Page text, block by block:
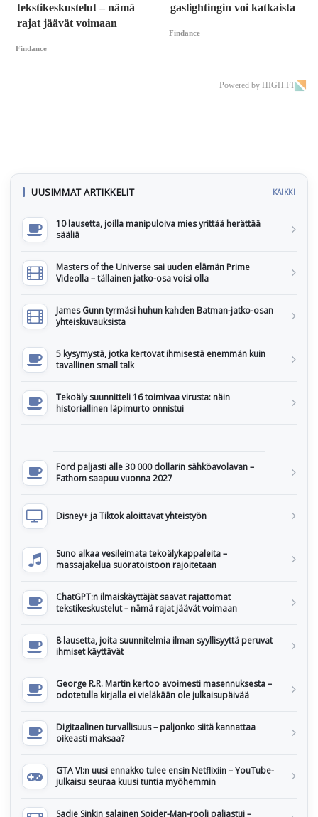
tekstikeskustelut – nämä
rajat jäävät voimaan
Findance
gaslightingin voi katkaista
Findance
Powered by HIGH.FI
UUSIMMAT ARTIKKELIT KAIKKI
10 lausetta, joilla manipuloiva mies yrittää herättää
sääliä
Masters of the Universe sai uuden elämän Prime
Videolla – tällainen jatko-osa voisi olla
James Gunn tyrmäsi huhun kahden Batman-jatko-osan
yhteiskuvauksista
5 kysymystä, jotka kertovat ihmisestä enemmän kuin
tavallinen small talk
Tekoäly suunnitteli 16 toimivaa virusta: näin
historiallinen läpimurto onnistui
Ford paljasti alle 30 000 dollarin sähköavolavan –
Fathom saapuu vuonna 2027
Disney+ ja Tiktok aloittavat yhteistyön
Suno alkaa vesileimata tekoälykappaleita –
massajakelua suoratoistoon rajoitetaan
ChatGPT:n ilmaiskäyttäjät saavat rajattomat
tekstikeskustelut – nämä rajat jäävät voimaan
8 lausetta, joita suunnitelmia ilman syyllisyyttä peruvat
ihmiset käyttävät
George R.R. Martin kertoo avoimesti masennuksesta –
odotetulla kirjalla ei vieläkään ole julkaisupäivää
Digitaalinen turvallisuus – paljonko siitä kannattaa
oikeasti maksaa?
GTA VI:n uusi ennakko tulee ensin Netflixiin – YouTube-
julkaisu seuraa kuusi tuntia myöhemmin
Sadie Sinkin salainen Spider-Man-rooli paljastui –